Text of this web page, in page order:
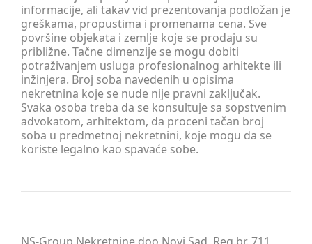
informacije, ali takav vid prezentovanja podložan je
greškama, propustima i promenama cena. Sve
površine objekata i zemlje koje se prodaju su
približne. Tačne dimenzije se mogu dobiti
potraživanjem usluga profesionalnog arhitekte ili
inžinjera. Broj soba navedenih u opisima
nekretnina koje se nude nije pravni zaključak.
Svaka osoba treba da se konsultuje sa sopstvenim
advokatom, arhitektom, da proceni tačan broj
soba u predmetnoj nekretnini, koje mogu da se
koriste legalno kao spavaće sobe.